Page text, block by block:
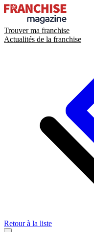
Trouver ma franchise
Actualités de la franchise
Retour à la liste